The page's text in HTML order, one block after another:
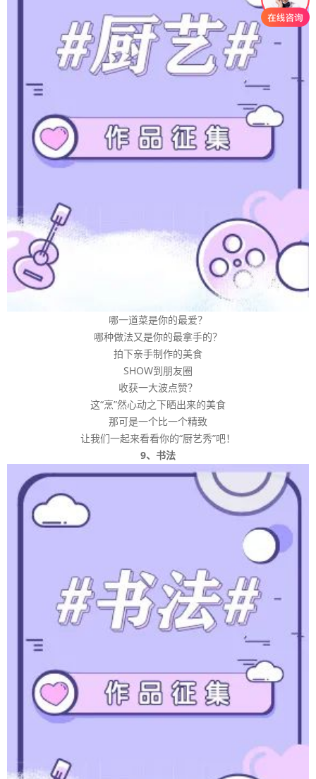
哪一道菜是你的最爱？
哪种做法又是你的最拿手的？
拍下亲手制作的美食
SHOW到朋友圈
收获一大波点赞？
这“烹”然心动之下晒出来的美食
那可是一个比一个精致
让我们一起来看看你的“厨艺秀”吧！
9、书法